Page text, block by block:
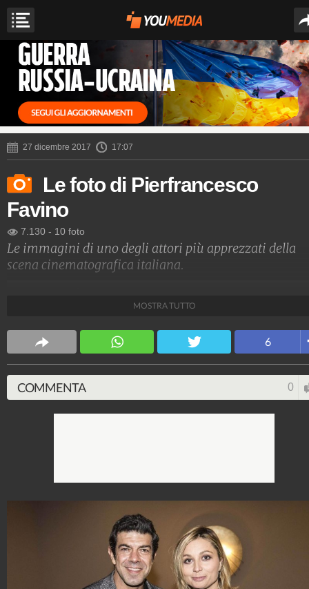
27 dicembre 2017 17:07
Le foto di Pierfrancesco
Favino
7.130 - 10 foto
Le immagini di uno degli attori più apprezzati della
scena cinematografica italiana.
9.454 video-76.076 foto
MOSTRA TUTTO
6
COMMENTA 0